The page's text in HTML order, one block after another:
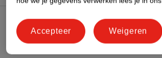
Weigeren
Accepteer